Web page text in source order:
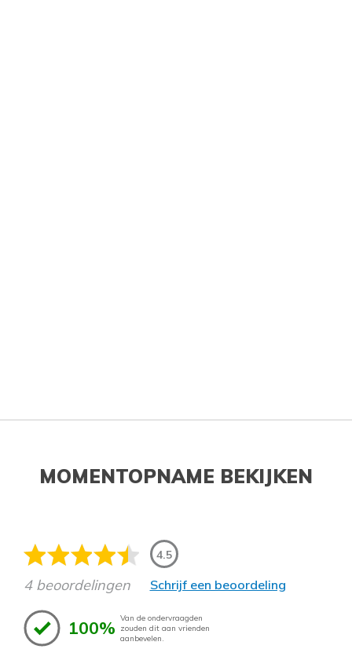
MOMENTOPNAME BEKIJKEN
4.5
4 beoordelingen Schrijf een beoordeling
100% Van de ondervraagden
zouden dit aan vrienden
aanbevelen.